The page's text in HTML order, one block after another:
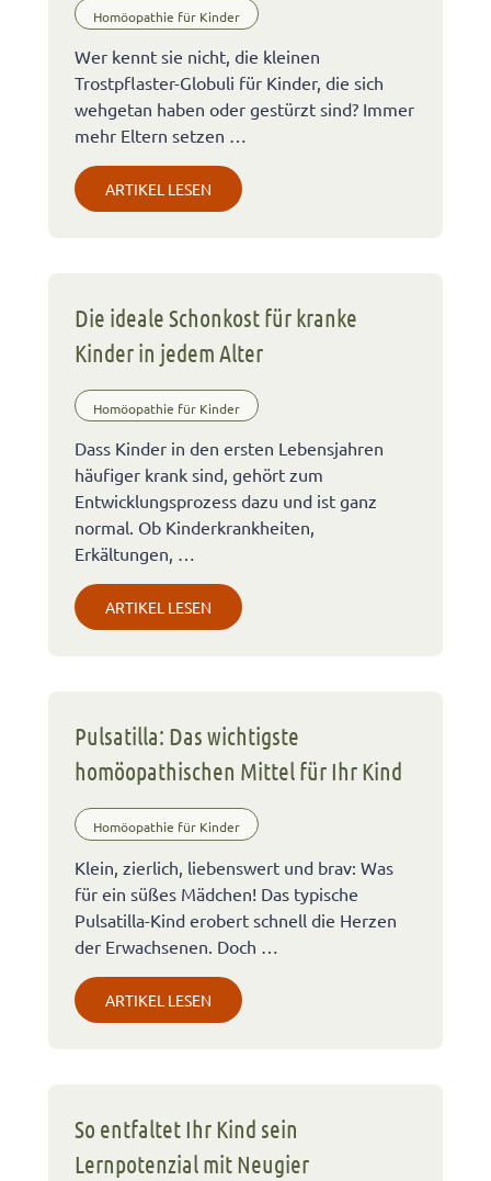
Homöopathie für Kinder
Wer kennt sie nicht, die kleinen
Trostpflaster-Globuli für Kinder, die sich
wehgetan haben oder gestürzt sind? Immer
mehr Eltern setzen …
ARTIKEL LESEN
Die ideale Schonkost für kranke
Kinder in jedem Alter
Homöopathie für Kinder
Dass Kinder in den ersten Lebensjahren
häufiger krank sind, gehört zum
Entwicklungsprozess dazu und ist ganz
normal. Ob Kinderkrankheiten,
Erkältungen, …
ARTIKEL LESEN
Pulsatilla: Das wichtigste
homöopathischen Mittel für Ihr Kind
Homöopathie für Kinder
Klein, zierlich, liebenswert und brav: Was
für ein süßes Mädchen! Das typische
Pulsatilla-Kind erobert schnell die Herzen
der Erwachsenen. Doch …
ARTIKEL LESEN
So entfaltet Ihr Kind sein
Lernpotenzial mit Neugier